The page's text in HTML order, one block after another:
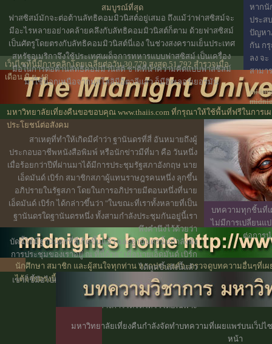
หากนั
ประสบ
ปัญหา
กัน ก
ลง จะ
สามา
นักศึกษา สมาชิก และผู้สนใจทุกท่าน หากประสงค์จะตรวจดูบทความอื่นๆที่เ
ได้จากตรงนี้
เว็ปไซท์นี้มีการคลิกโดยเฉลี่ยต่อวัน 30,779 สูงสุด 51,792 สำรวจเมื่อ
เดือน มิ.ย. 48
มหาวิทยาลัยเที่ยงคืนขอขอบคุณ www.thaiis.com ที่กรุณาให้ใช้พื้นที่ฟรีในการเ
ประโยชน์ต่อสังคม
ฟาสซิสม์มักจะต่อต้านลัทธิคอมมิวนิสต์อยู่เสมอ ถึงแม้ว่าฟาสซิสม์จะ
มีอะไรหลายอย่างคล้ายคลึงกับลัทธิคอมมิวนิสต์ก็ตาม ด้วยฟาสซิสม์
เป็นศัตรูโดยตรงกับลัทธิคอมมิวนิสต์นี่เอง ในช่วงสงครามเย็นประเทศ
สหรัฐอเมริกาจึงใช้ประเทศเผด็จการทหารแบบฟาสซิสม์ เป็นเครื่อง
มือในการต่อต้านลัทธิคอมมิวนิสต์ ชาติที่นำความคิดแบบฟาสซิสม์
มาใช้นอกเหนือจากมุสโสลินีอิตาลีแล้ว ก็มีฮิตเลอร์เยอรมัน
สาเหตุที่ทำให้เกิดมีคำว่า ฐานันดรที่สี่ อันหมายถึงผู้
ประกอบอาชีพหนังสือพิมพ์ หรือนักข่าวมีที่มา คือ วันหนึ่ง
เมื่อร้อยกว่าปีที่ผ่านมาได้มีการประชุมรัฐสภาอังกฤษ นาย
เอ็ดมันด์ เบิร์ก สมาชิกสภาผู้แทนราษฎรคนหนึ่ง ลุกขึ้น
อภิปรายในรัฐสภา โดยในการอภิปรายมีตอนหนึ่งที่นาย
เอ็ดมันด์ เบิร์ก ได้กล่าวขึ้นว่า "ในขณะที่เราทั้งหลายที่เป็น
ฐานันดรใดฐานันดรหนึ่ง ทั้งสามกำลังประชุมกันอยู่นี้เรา
พึงคำนึงไว้ด้วยว่า
บัดนี้ได้มีฐานันดรที่สี่เกิดขึ้นแล้ว และฐานันดรนั้นกำลังฟัง
การประชุมของเราอยู่ ณ ที่นี้ด้วย" เมื่อนายเอ็ดมันด์ เบิร์ก
ได้พูดขึ้นดังนี้แล้ว
เขาก็ชี้มือไปยังกลุ่มคนหนังสือพิมพ์ ซึ่งได้พากันมานั่งฟัง
การประชุม
ณ ที่ที่ทางการได้จัดให้ไว้โดยเฉพาะ
สมบูรณ์ที่สุด
มหาวิทยาลัยเที่ยงคืนกำลังจัดทำบทความที่เผยแพร่บนเว็ปไ
หน้า
บทความทุกชิ้นที่เ
ไม่มีการเปลี่ยนแ
ต่อการ